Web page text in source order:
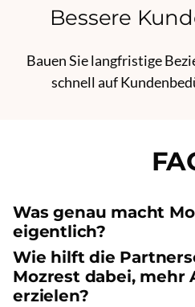
Bessere
Bauen Sie langfristige
schnell auf
Was genau macht
eigentlich?
Wie hilft die
Mozrest dabei, mehr
erzielen?